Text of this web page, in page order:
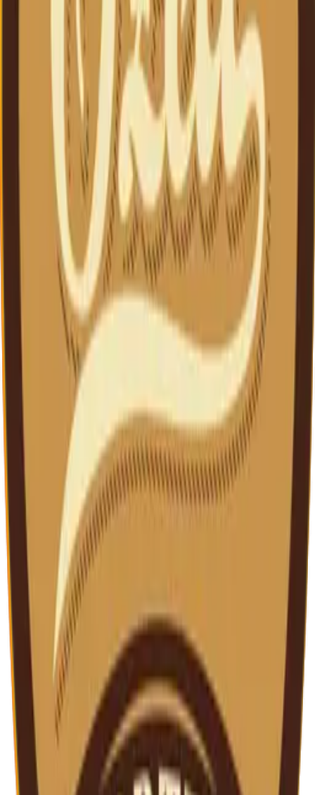
Berea originală de la 1893 și rețete clasice de pils și
Czell Innovation
Păstrăm principiile de la 1893 și adaptăm la gusturile